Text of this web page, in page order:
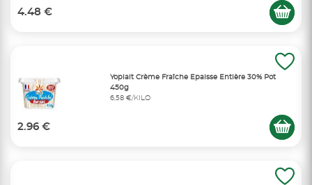
4.48 €
Yoplait Crème Fraîche Epaisse Entière 30% Pot
450g
6,58 €/KILO
2.96 €